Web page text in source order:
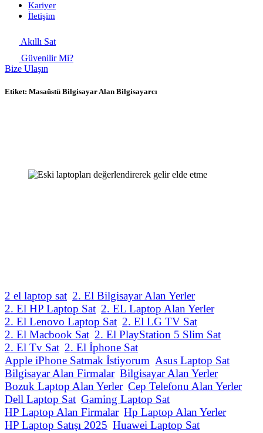
Kariyer
İletişim
Akıllı Sat
Güvenilir Mi?
Bize Ulaşın
Etiket: Masaüstü Bilgisayar Alan Bilgisayarcı
2 el laptop sat 2. El Bilgisayar Alan Yerler
2. El HP Laptop Sat 2. EL Laptop Alan Yerler
2. El Lenovo Laptop Sat 2. El LG TV Sat
2. El Macbook Sat 2. El PlayStation 5 Slim Sat
2. El Tv Sat 2. El İphone Sat
Apple iPhone Satmak İstiyorum Asus Laptop Sat
Bilgisayar Alan Firmalar Bilgisayar Alan Yerler
Bozuk Laptop Alan Yerler Cep Telefonu Alan Yerler
Dell Laptop Sat Gaming Laptop Sat
HP Laptop Alan Firmalar Hp Laptop Alan Yerler
HP Laptop Satışı 2025 Huawei Laptop Sat